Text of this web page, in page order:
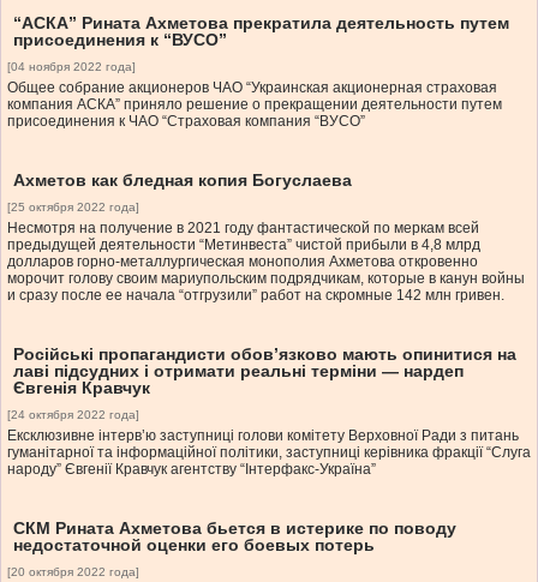
“АСКА” Рината Ахметова прекратила деятельность путем
присоединения к “ВУСО”
[04 ноября 2022 года]
Общее собрание акционеров ЧАО “Украинская акционерная страховая
компания АСКА” приняло решение о прекращении деятельности путем
присоединения к ЧАО “Страховая компания “ВУСО”
Ахметов как бледная копия Богуслаева
[25 октября 2022 года]
Несмотря на получение в 2021 году фантастической по меркам всей
предыдущей деятельности “Метинвеста” чистой прибыли в 4,8 млрд
долларов горно-металлургическая монополия Ахметова откровенно
морочит голову своим мариупольским подрядчикам, которые в канун войны
и сразу после ее начала “отгрузили” работ на скромные 142 млн гривен.
Російські пропагандисти обов’язково мають опинитися на
лаві підсудних і отримати реальні терміни — нардеп
Євгенія Кравчук
[24 октября 2022 года]
Ексклюзивне інтерв’ю заступниці голови комітету Верховної Ради з питань
гуманітарної та інформаційної політики, заступниці керівника фракції “Слуга
народу” Євгенії Кравчук агентству “Інтерфакс-Україна”
СКМ Рината Ахметова бьется в истерике по поводу
недостаточной оценки его боевых потерь
[20 октября 2022 года]